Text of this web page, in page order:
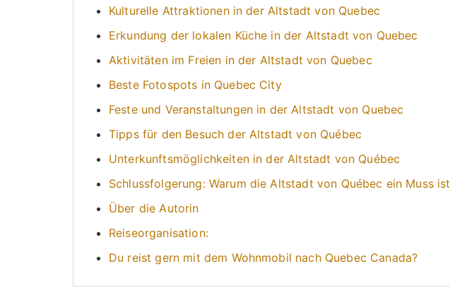
Kulturelle Attraktionen in der Altstadt von Quebec
Erkundung der lokalen Küche in der Altstadt von Quebec
Aktivitäten im Freien in der Altstadt von Quebec
Beste Fotospots in Quebec City
Feste und Veranstaltungen in der Altstadt von Quebec
Tipps für den Besuch der Altstadt von Québec
Unterkunftsmöglichkeiten in der Altstadt von Québec
Schlussfolgerung: Warum die Altstadt von Québec ein Muss ist
Über die Autorin
Reiseorganisation:
Du reist gern mit dem Wohnmobil nach Quebec Canada?